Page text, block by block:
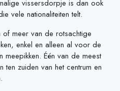
vissersdorpje is dan ook
vele nationaliteiten telt.
meer van de rotsachtige
enkel en alleen al voor de
Één van de meest
zuiden van het centrum en